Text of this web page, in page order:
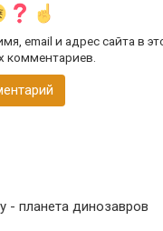
email и адрес сайта в
- планета динозавров